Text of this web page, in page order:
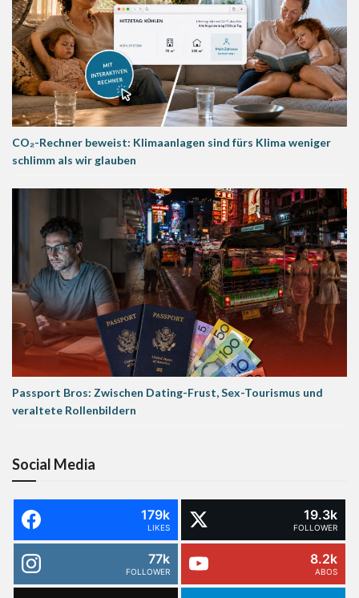
CO₂-Rechner beweist: Klimaanlagen sind fürs Klima weniger
schlimm als wir glauben
Passport Bros: Zwischen Dating-Frust, Sex-Tourismus und
veraltete Rollenbildern
Social Media
179k
LIKES
19.3k
FOLLOWER
77k
FOLLOWER
8.2k
ABOS